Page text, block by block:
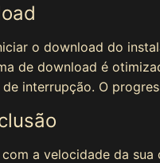
o download do
de download é
interrupção. O
a velocidade da